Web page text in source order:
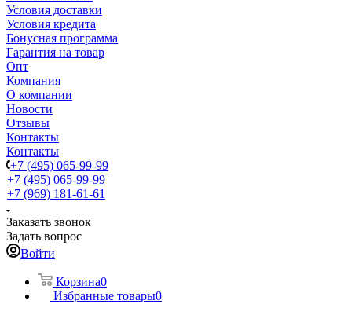
Условия доставки
Условия кредита
Бонусная программа
Гарантия на товар
Опт
Компания
О компании
Новости
Отзывы
Контакты
Контакты
+7 (495) 065-99-99
+7 (495) 065-99-99
+7 (969) 181-61-61
Заказать звонок
Задать вопрос
Войти
Корзина0
Избранные товары0